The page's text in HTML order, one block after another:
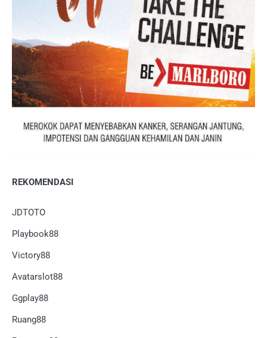
REKOMENDASI
JDTOTO
Playbook88
Victory88
Avatarslot88
Ggplay88
Ruang88